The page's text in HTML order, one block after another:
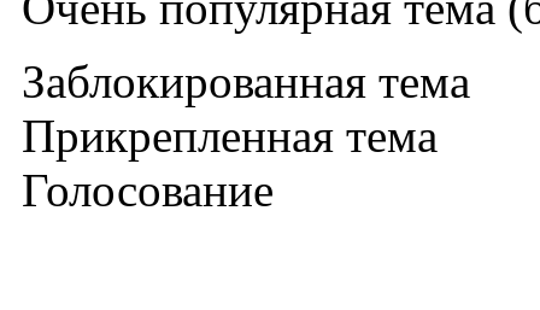
Заблокированная тема
Прикрепленная тема
Голосование